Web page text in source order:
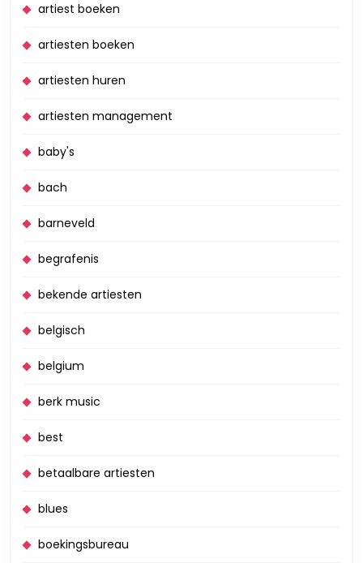
artiest boeken
artiesten boeken
artiesten huren
artiesten management
baby's
bach
barneveld
begrafenis
bekende artiesten
belgisch
belgium
berk music
best
betaalbare artiesten
blues
boekingsbureau